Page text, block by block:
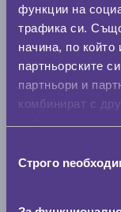
функции на
трафика си.
начина, по който
партньорските
партньори и
комбинират с
наСтрого